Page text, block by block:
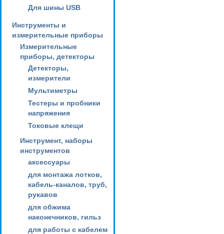
Для шины USB
Инструменты и
измерительные приборы
Измерительные
приборы, детекторы
Детекторы,
измерители
Мультиметры
Тестеры и пробники
напряжения
Токовые клещи
Инструмент, наборы
инструментов
аксессуары
для монтажа лотков,
кабель-каналов, труб,
рукавов
для обжима
наконечников, гильз
для работы с кабелем